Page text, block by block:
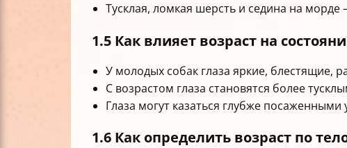
Тусклая, ломкая шерсть и седина на морде
1.5 Как влияет возраст на
У молодых собак глаза яркие, блестящие,
С возрастом глаза становятся более
Глаза могут казаться глубже
1.6 Как определить возраст по